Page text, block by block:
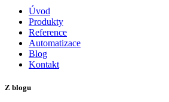
Úvod
Produkty
Reference
Automatizace
Blog
Kontakt
Z blogu